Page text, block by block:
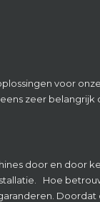
voor
zeer
door en door
Hoe
Doordat